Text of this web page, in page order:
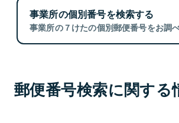
事業所の個別番号を検索する
事業所の７けたの個別郵便番号をお調べ
郵便番号検索に関する